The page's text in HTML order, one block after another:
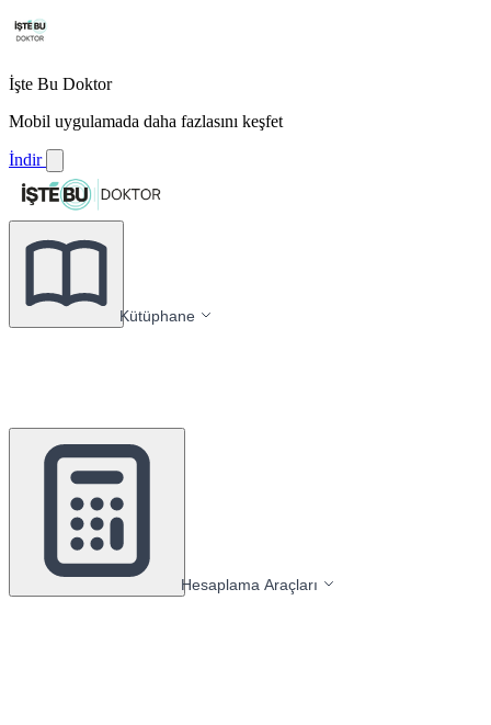
İşte Bu Doktor
Mobil uygulamada daha fazlasını keşfet
İndir
Kütüphane
Hesaplama Araçları